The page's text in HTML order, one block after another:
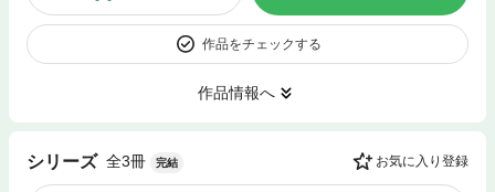
作品をチェックする
作品情報へ
シリーズ 全3冊 完結 お気に入り登録